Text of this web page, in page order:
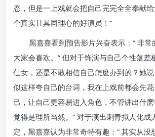
态，但是一上戏就会把自己完完全全奉献
个真实且具同理心的好演员！”
黑嘉嘉看到预告影片兴奋表示：” 非常
大家会喜欢。” 但对于饰演与自己个性落差
仕女，还是不敢相信自己怎麽办到的？她
似这样夸自己的台词，我在上戏前都会先
己，让自己更容易进入角色，不管讲出什
觉得是理所当然。” 对于演出刺青拟人化成
定，黑嘉嘉认为非常奇特有趣：” 其实从没